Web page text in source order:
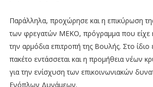
Παράλληλα, προχώρησε και η επικύρωση
των φρεγατών ΜΕΚΟ, πρόγραμμα που είχε
την αρμόδια επιτροπή της Βουλής. Στο ίδιο
πακέτο εντάσσεται και η προμήθεια νέων
για την ενίσχυση των επικοινωνιακών
Ενόπλων Δυνάμεων.